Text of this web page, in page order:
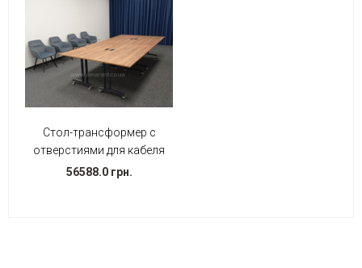
Стол-трансформер с
отверстиями для кабеля
56588.0 грн.